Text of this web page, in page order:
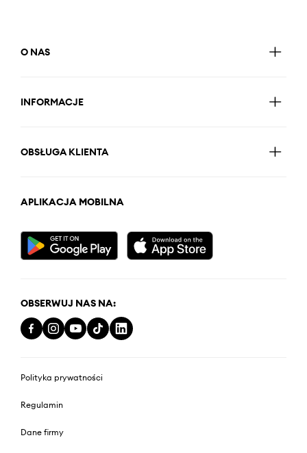
O NAS
INFORMACJE
OBSŁUGA KLIENTA
APLIKACJA MOBILNA
OBSERWUJ NAS NA:
Polityka prywatności
Regulamin
Dane firmy